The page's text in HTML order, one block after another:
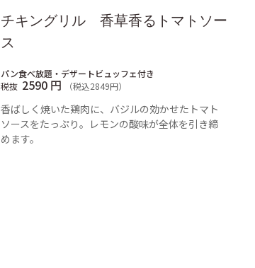
チキングリル 香草香るトマトソー
ス
パン食べ放題・デザートビュッフェ付き
税抜 2590 円 （税込2849円）
香ばしく焼いた鶏肉に、バジルの効かせたトマト
ソースをたっぷり。レモンの酸味が全体を引き締
めます。